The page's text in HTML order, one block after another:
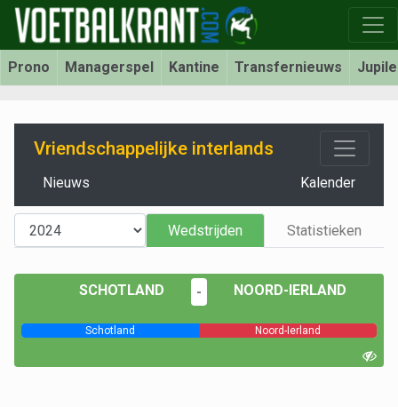
Prono Managerspel Kantine Transfernieuws
Vriendschappelijke interlands
Nieuws Kalender
Wedstrijden Statistieken
SCHOTLAND - NOORD-IERLAND
Schotland Noord-Ierland